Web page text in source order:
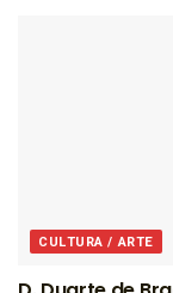
CULTURA / ARTE